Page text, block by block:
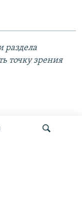
раздела
точку зрения